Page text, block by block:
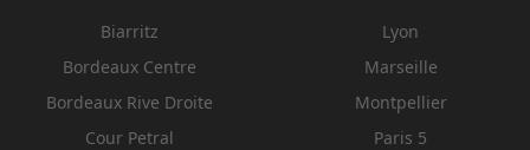
Biarritz
Bordeaux Centre
Bordeaux Rive Droite
Cour Petral
Lyon
Marseille
Montpellier
Paris 5